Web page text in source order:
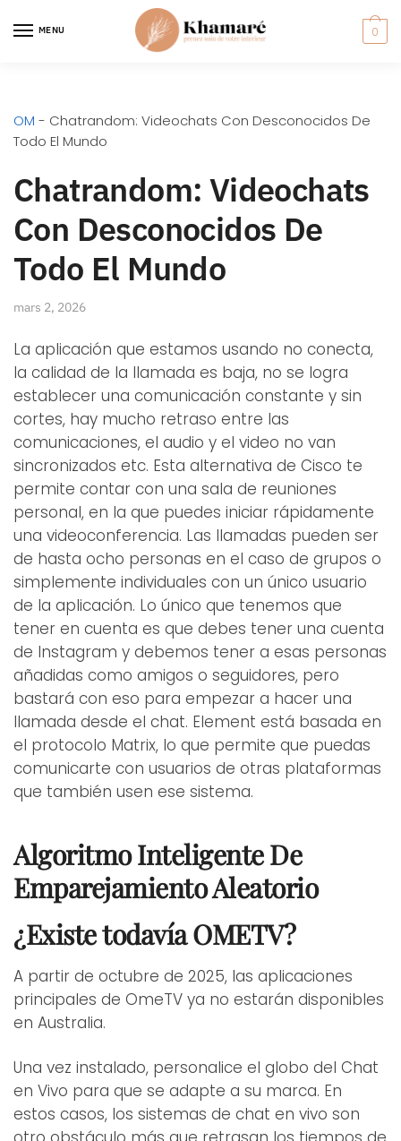
MENU 0
OM - Chatrandom: Videochats Con Desconocidos De
Todo El Mundo
Chatrandom: Videochats
Con Desconocidos De
Todo El Mundo
mars 2, 2026
La aplicación que estamos usando no conecta,
la calidad de la llamada es baja, no se logra
establecer una comunicación constante y sin
cortes, hay mucho retraso entre las
comunicaciones, el audio y el video no van
sincronizados etc. Esta alternativa de Cisco te
permite contar con una sala de reuniones
personal, en la que puedes iniciar rápidamente
una videoconferencia. Las llamadas pueden ser
de hasta ocho personas en el caso de grupos o
simplemente individuales con un único usuario
de la aplicación. Lo único que tenemos que
tener en cuenta es que debes tener una cuenta
de Instagram y debemos tener a esas personas
añadidas como amigos o seguidores, pero
bastará con eso para empezar a hacer una
llamada desde el chat. Element está basada en
el protocolo Matrix, lo que permite que puedas
comunicarte con usuarios de otras plataformas
que también usen ese sistema.
Algoritmo Inteligente De
Emparejamiento Aleatorio
¿Existe todavía OMETV?
A partir de octubre de 2025, las aplicaciones
principales de OmeTV ya no estarán disponibles
en Australia.
Una vez instalado, personalice el globo del Chat
en Vivo para que se adapte a su marca. En
estos casos, los sistemas de chat en vivo son